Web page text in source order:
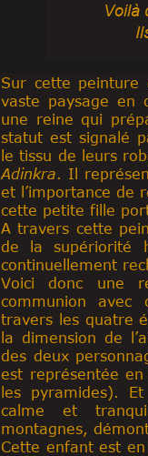
Voilà
Sur cette peinture
vaste paysage en
une reine qui
statut est signalé
le tissu de leurs
Adinkra. Il
et l’importance de
cette petite fille
A travers cette
de la supériorité
continuellement
Voici donc une
communion
travers les quatre
la dimension de
des deux
est représentée
les pyramides).
calme et
montagnes,
Cette enfant est